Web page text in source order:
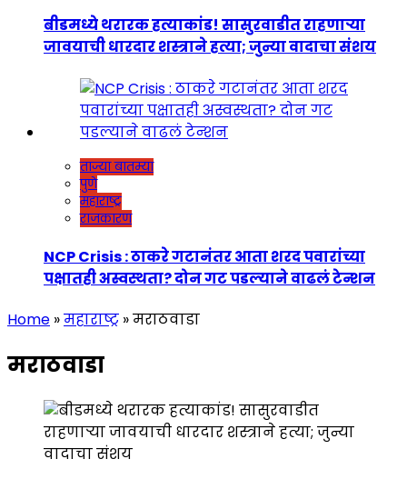
बीडमध्ये थरारक हत्याकांड! सासुरवाडीत राहणाऱ्या
जावयाची धारदार शस्त्राने हत्या; जुन्या वादाचा संशय
ताज्या बातम्या
पुणे
महाराष्ट्र
राजकारण
NCP Crisis : ठाकरे गटानंतर आता शरद पवारांच्या
पक्षातही अस्वस्थता? दोन गट पडल्याने वाढलं टेन्शन
Home »महाराष्ट्र »मराठवाडा
मराठवाडा